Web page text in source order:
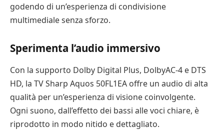
godendo di un’esperienza di condivisione
multimediale senza sforzo.
Sperimenta l’audio immersivo
Con la supporto Dolby Digital Plus, DolbyAC-4 e DTS
HD, la TV Sharp Aquos 50FL1EA offre un audio di alta
qualità per un’esperienza di visione coinvolgente.
Ogni suono, dall’effetto dei bassi alle voci chiare, è
riprodotto in modo nitido e dettagliato.